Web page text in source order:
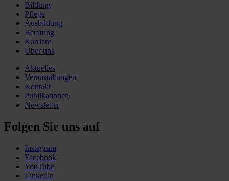
Bildung
Pflege
Ausbildung
Beratung
Karriere
Über uns
Aktuelles
Veranstaltungen
Kontakt
Publikationen
Newsletter
Folgen Sie uns auf
Instagram
Facebook
YouTube
Linkedin